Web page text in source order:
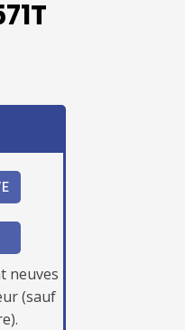
neuves
(sauf